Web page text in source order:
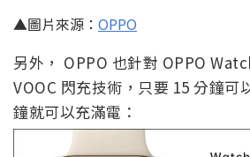
▲圖片來源： OPPO
另外， OPPO 也針對 OPPO
VOOC 閃充技術，只要 15 分鐘可
鐘就可以充滿電：